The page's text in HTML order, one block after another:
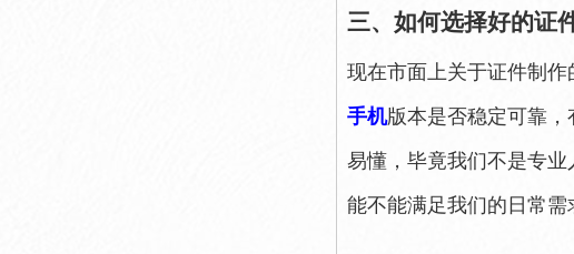
三、如何选择好的证
现在市面上关于证件制
手机版本是否稳定可靠
易懂，毕竟我们不是专
能不能满足我们的日常需